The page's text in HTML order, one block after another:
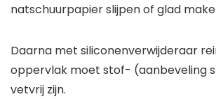
natschuurpapier slijpen of glad
Daarna met siliconenverwijderaar
oppervlak moet stof- (aanbeveling
vetvrij zijn.